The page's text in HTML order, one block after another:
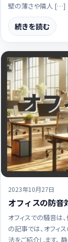
壁の薄さや隣人 […]
続きを読む
2023年10月27日
オフィスの防音
オフィスでの騒音は
の記事では、オフィ
法をご紹介します。